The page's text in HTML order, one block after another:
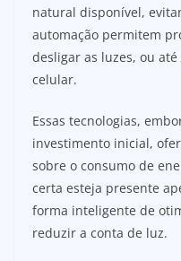
natural disponível,
automação permitem
desligar as luzes, ou
celular.
Essas tecnologias,
investimento inicial,
sobre o consumo de
certa esteja presente
forma inteligente de
reduzir a conta de luz.